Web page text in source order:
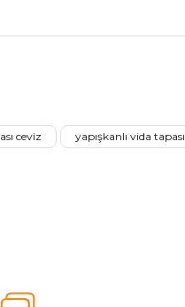
ceviz yapışkanlı vida tapası